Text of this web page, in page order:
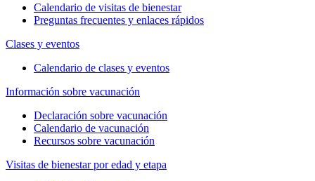
Calendario de visitas de bienestar
Preguntas frecuentes y enlaces rápidos
Clases y eventos
Calendario de clases y eventos
Información sobre vacunación
Declaración sobre vacunación
Calendario de vacunación
Recursos sobre vacunación
Visitas de bienestar por edad y etapa